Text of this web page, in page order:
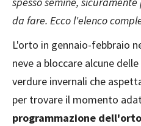
da fare. Ecco l'elenco
L'orto in gennaio-febbraio
neve a bloccare alcune
verdure invernali che
per trovare il momento
programmazione